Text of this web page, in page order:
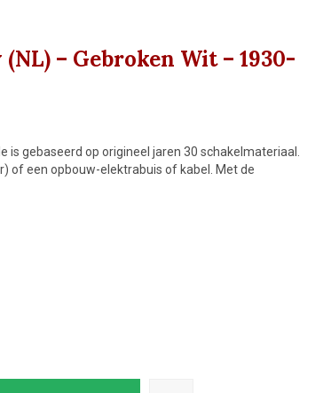
– Gebroken Wit – 1930-
gebaseerd op origineel jaren 30 schakelmateriaal.
of een opbouw-elektrabuis of kabel. Met de